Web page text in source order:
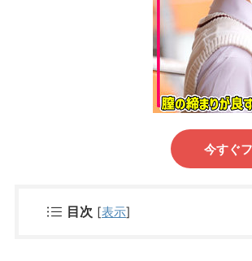
今すぐ
目次 [表示]